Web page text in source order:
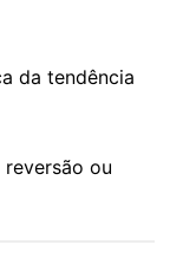
da tendência
ou